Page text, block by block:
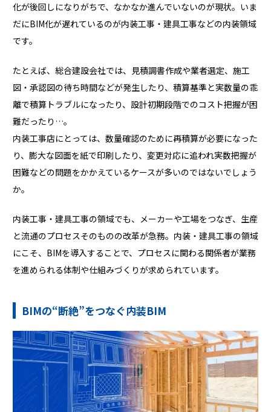
化が後回しになりがちで、なかなか進んでいないのが現状。いま
だにBIM化が遅れているのが内装工事・建具工事などの内装領域
です。
たとえば、総合建設会社では、見積調書作成や業者選定、施工
図・承認図の待ち時間などが発生したり、積算基準と実数量の乖
離で積算トラブルになったり、設計初期段階でのコスト把握が困
難だったり…。
内装工事店にとっては、数量確認のために再積算が必要になった
り、膨大な図面を紙で印刷したり、変更対応に追われ実数把握が
困難などの問題をかかえているケースが多いのではないでしょう
か。
内装工事・建具工事の領域でも、メーカーや工場をつなぎ、生産
と流通のプロセスそのものの改革が急務。内装・建具工事の領域
にこそ、BIMを導入することで、プロセスに関わる関係者が業務
を進められる体制や仕組みづくりが求められています。
BIMの“断絶”をつなぐ内装BIM